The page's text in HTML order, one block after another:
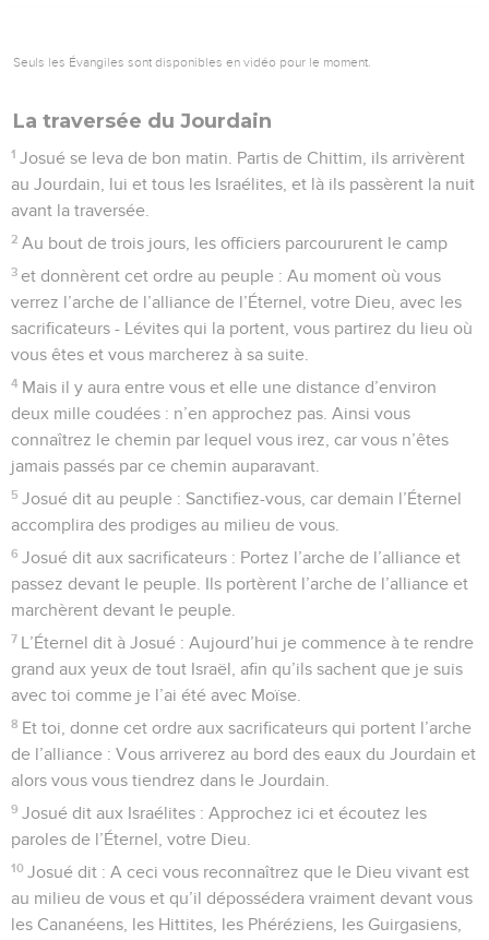
Seuls les Évangiles sont disponibles en vidéo pour le moment.
La traversée du Jourdain
1 Josué se leva de bon matin. Partis de Chittim, ils arrivèrent
au Jourdain, lui et tous les Israélites, et là ils passèrent la nuit
avant la traversée.
2 Au bout de trois jours, les officiers parcoururent le camp
3 et donnèrent cet ordre au peuple : Au moment où vous
verrez l’arche de l’alliance de l’Éternel, votre Dieu, avec les
sacrificateurs - Lévites qui la portent, vous partirez du lieu où
vous êtes et vous marcherez à sa suite.
4 Mais il y aura entre vous et elle une distance d’environ
deux mille coudées : n’en approchez pas. Ainsi vous
connaîtrez le chemin par lequel vous irez, car vous n’êtes
jamais passés par ce chemin auparavant.
5 Josué dit au peuple : Sanctifiez-vous, car demain l’Éternel
accomplira des prodiges au milieu de vous.
6 Josué dit aux sacrificateurs : Portez l’arche de l’alliance et
passez devant le peuple. Ils portèrent l’arche de l’alliance et
marchèrent devant le peuple.
7 L’Éternel dit à Josué : Aujourd’hui je commence à te rendre
grand aux yeux de tout Israël, afin qu’ils sachent que je suis
avec toi comme je l’ai été avec Moïse.
8 Et toi, donne cet ordre aux sacrificateurs qui portent l’arche
de l’alliance : Vous arriverez au bord des eaux du Jourdain et
alors vous vous tiendrez dans le Jourdain.
9 Josué dit aux Israélites : Approchez ici et écoutez les
paroles de l’Éternel, votre Dieu.
10 Josué dit : A ceci vous reconnaîtrez que le Dieu vivant est
au milieu de vous et qu’il dépossédera vraiment devant vous
les Cananéens, les Hittites, les Phéréziens, les Guirgasiens,